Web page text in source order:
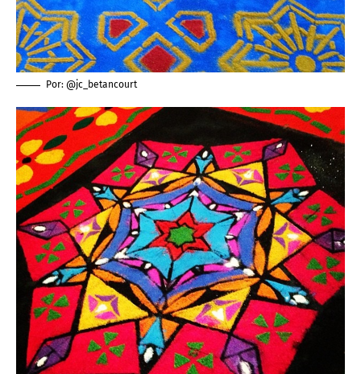
Por: @jc_betancourt